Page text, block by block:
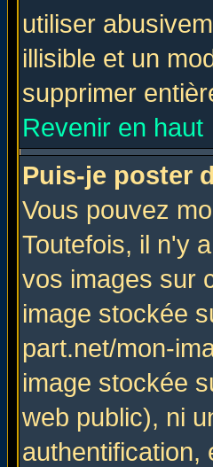
utiliser
illisible et un
supprimer
Revenir en haut
Puis-je poster
Vous pouvez
Toutefois, il n'y
vos images sur
image stockée
part.net/mon-
image stockée
web public), ni
authentification,